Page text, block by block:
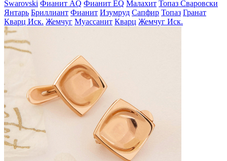
Swarovski Фианит AQ Фианит EQ Малахит Топаз Сваровски
Янтарь Бриллиант Фианит Изумруд Сапфир Топаз Гранат
Кварц Иск. Жемчуг Муассанит Кварц Жемчуг Иск.